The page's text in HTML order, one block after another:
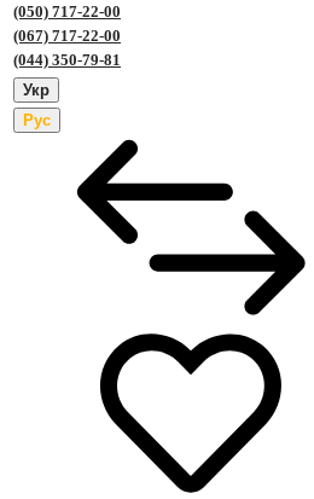
(050) 717-22-00
(067) 717-22-00
(044) 350-79-81
Укр
Рус